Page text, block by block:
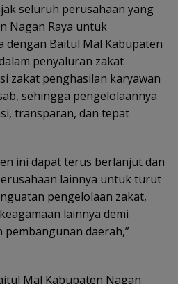
seluruh perusahaan yang
Nagan Raya untuk
dengan Baitul Mal Kabupaten
penyaluran zakat
zakat penghasilan karyawan
sehingga pengelolaannya
transparan, dan tepat
ini dapat terus berlanjut dan
lainnya untuk turut
pengelolaan zakat,
lainnya demi
daerah,”
Mal Kabupaten Nagan